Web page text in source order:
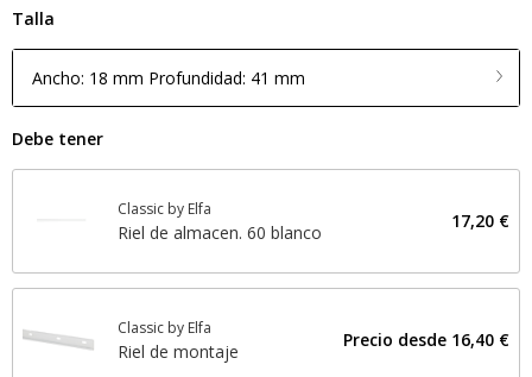
Talla
Ancho: 18 mm Profundidad: 41 mm
Debe tener
Classic by Elfa
Riel de almacen. 60 blanco
17,20 €
Classic by Elfa
Riel de montaje
Precio desde 16,40 €